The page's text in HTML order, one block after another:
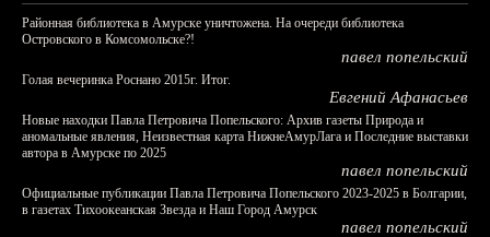
Районная библиотека в Амурске уничтожена. На очереди библиотека
Островского в Комсомольске?!
павел попельский
Голая вечеринка Роснано 2015г. Итог.
Евгений Афанасьев
Новые находки Павла Петровича Попельского: Архив газеты Природа и
аномальные явления, Неизвестная карта НижнеАмурЛага и Последние выставки
автора в Амурске по 2025
павел попельский
Официальные публикации Павла Петровича Попельского 2023-2025 в Болгарии,
в газетах Тихоокеанская Звезда и Наш Город Амурск
павел попельский